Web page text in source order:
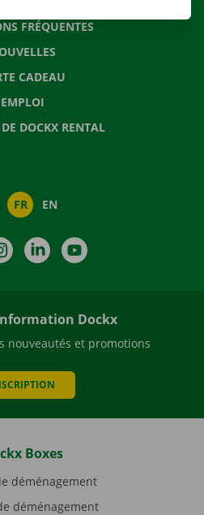
FRÉQUENTES
CADEAU
EMPLOI
DOCKX RENTAL
FR EN
InstagramLinkedIn
Dockx
nouveautés et promotions
Boxes
déménagement
déménagement